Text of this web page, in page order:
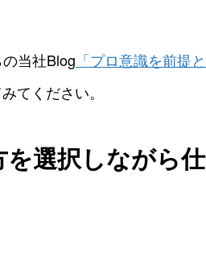
当社Blog 「プロ意識を前提と
てください。
選択しながら仕